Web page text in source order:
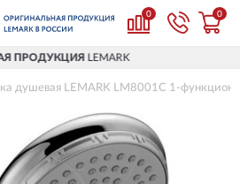
0 0
LEMARK
душевая LEMARK LM8001C 1-